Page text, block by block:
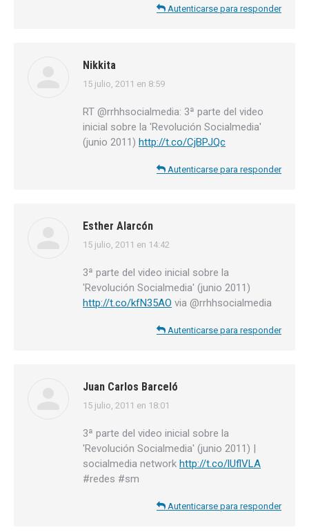
Autenticarse para responder
Nikkita
dice:
15 julio, 2011 en 8:59
RT @rrhhsocialmedia: 3ª parte del video
inicial sobre la 'Revolución Socialmedia'
(junio 2011) http://t.co/CjBPJQc
Autenticarse para responder
Esther Alarcón
dice:
15 julio, 2011 en 14:42
3ª parte del video inicial sobre la
'Revolución Socialmedia' (junio 2011)
http://t.co/kfN35AO via @rrhhsocialmedia
Autenticarse para responder
Juan Carlos Barceló
dice:
15 julio, 2011 en 18:01
3ª parte del video inicial sobre la
'Revolución Socialmedia' (junio 2011) |
socialmedia network http://t.co/lUflVLA
#redes #sm
Autenticarse para responder